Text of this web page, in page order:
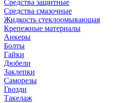
Средства защитные
Средства смазочные
Жидкость стеклоомывающая
Крепежные материалы
Анкеры
Болты
Гайки
Дюбели
Заклепки
Саморезы
Гвозди
Такелаж